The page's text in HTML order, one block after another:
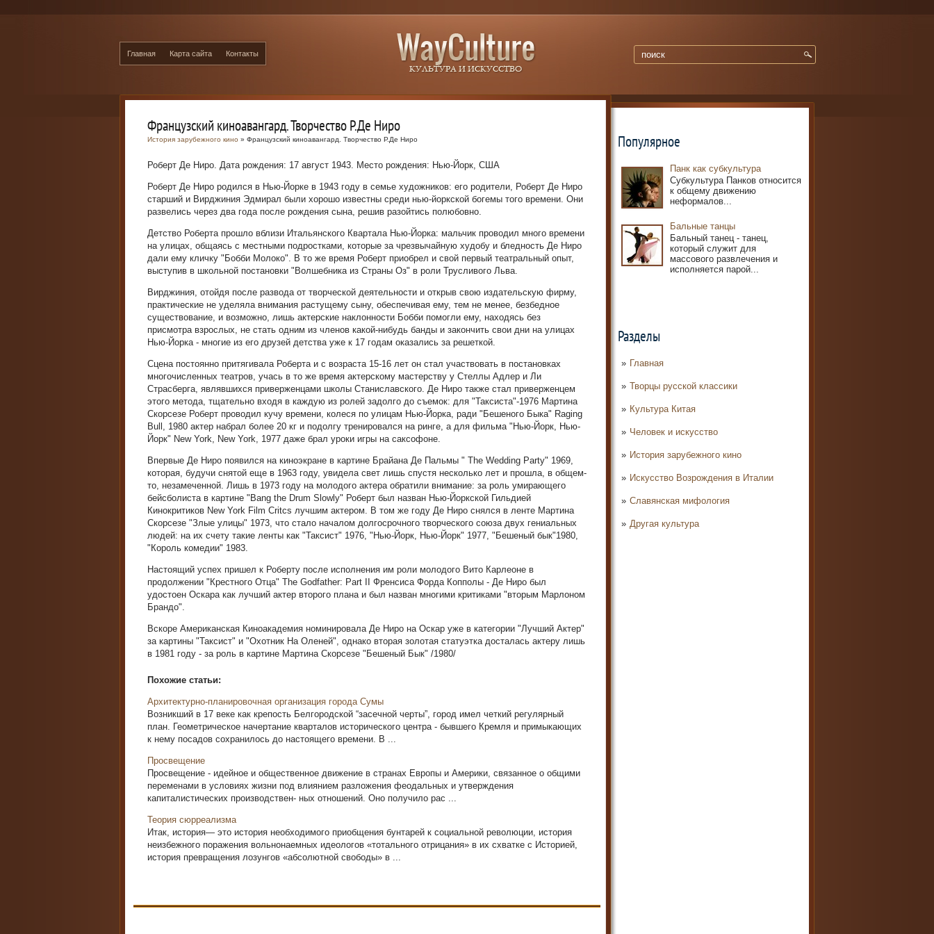
Главная Карта сайта Контакты
Популярное
Панк как субкультура
Субкультура Панков относится
к общему движению
неформалов...
Бальные танцы
Бальный танец - танец,
который служит для
массового развлечения и
исполняется парой...
Разделы
Главная
Творцы русской классики
Культура Китая
Человек и искусство
История зарубежного кино
Искусство Возрождения в Италии
Славянская мифология
Другая культура
Французский киноавангард. Творчество Р.Де Ниро
История зарубежного кино » Французский киноавангард. Творчество Р.Де Ниро
Роберт Де Ниро. Дата рождения: 17 август 1943. Место рождения: Нью-Йорк, США
Роберт Де Ниро родился в Нью-Йорке в 1943 году в семье художников: его родители, Роберт Де Ниро
старший и Вирджиния Эдмирал были хорошо известны среди нью-йоркской богемы того времени. Они
развелись через два года после рождения сына, решив разойтись полюбовно.
Детство Роберта прошло вблизи Итальянского Квартала Нью-Йорка: мальчик проводил много времени
на улицах, общаясь с местными подростками, которые за чрезвычайную худобу и бледность Де Ниро
дали ему кличку "Бобби Молоко". В то же время Роберт приобрел и свой первый театральный опыт,
выступив в школьной постановки "Волшебника из Страны Оз" в роли Трусливого Льва.
Вирджиния, отойдя после развода от творческой деятельности и открыв свою издательскую фирму,
практические не уделяла внимания растущему сыну, обеспечивая ему, тем не менее, безбедное
существование, и возможно, лишь актерские наклонности Бобби помогли ему, находясь без
присмотра взрослых, не стать одним из членов какой-нибудь банды и закончить свои дни на улицах
Нью-Йорка - многие из его друзей детства уже к 17 годам оказались за решеткой.
Сцена постоянно притягивала Роберта и с возраста 15-16 лет он стал участвовать в постановках
многочисленных театров, учась в то же время актерскому мастерству у Стеллы Адлер и Ли
Страсберга, являвшихся приверженцами школы Станиславского. Де Ниро также стал приверженцем
этого метода, тщательно входя в каждую из ролей задолго до съемок: для "Таксиста"-1976 Мартина
Скорсезе Роберт проводил кучу времени, колеся по улицам Нью-Йорка, ради "Бешеного Быка" Raging
Bull, 1980 актер набрал более 20 кг и подолгу тренировался на ринге, а для фильма "Нью-Йорк, Нью-
Йорк" New York, New York, 1977 даже брал уроки игры на саксофоне.
Впервые Де Ниро появился на киноэкране в картине Брайана Де Пальмы " The Wedding Party" 1969,
которая, будучи снятой еще в 1963 году, увидела свет лишь спустя несколько лет и прошла, в общем-
то, незамеченной. Лишь в 1973 году на молодого актера обратили внимание: за роль умирающего
бейсболиста в картине "Bang the Drum Slowly" Роберт был назван Нью-Йоркской Гильдией
Кинокритиков New York Film Critcs лучшим актером. В том же году Де Ниро снялся в ленте Мартина
Скорсезе "Злые улицы" 1973, что стало началом долгосрочного творческого союза двух гениальных
людей: на их счету такие ленты как "Таксист" 1976, "Нью-Йорк, Нью-Йорк" 1977, "Бешеный бык"1980,
"Король комедии" 1983.
Настоящий успех пришел к Роберту после исполнения им роли молодого Вито Карлеоне в
продолжении "Крестного Отца" The Godfather: Part II Френсиса Форда Копполы - Де Ниро был
удостоен Оскара как лучший актер второго плана и был назван многими критиками "вторым Марлоном
Брандо".
Вскоре Американская Киноакадемия номинировала Де Ниро на Оскар уже в категории "Лучший Актер"
за картины "Таксист" и "Охотник На Оленей", однако вторая золотая статуэтка досталась актеру лишь
в 1981 году - за роль в картине Мартина Скорсезе "Бешеный Бык" /1980/
Похожие статьи:
Архитектурно-планировочная организация города Сумы
Возникший в 17 веке как крепость Белгородской “засечной черты”, город имел четкий регулярный
план. Геометрическое начертание кварталов исторического центра - бывшего Кремля и примыкающих
к нему посадов сохранилось до настоящего времени. В ...
Просвещение
Просвещение - идейное и общественное движение в странах Европы и Америки, связанное о общими
переменами в условиях жизни под влиянием разложения феодальных и утверждения
капиталистических производствен- ных отношений. Оно получило рас ...
Теория сюрреализма
Итак, история— это история необходимого приобщения бунтарей к социальной революции, история
неизбежного поражения вольнонаемных идеологов «тотального отрицания» в их схватке с Историей,
история превращения лозунгов «абсолютной свободы» в ...